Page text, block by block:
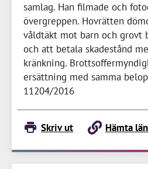
samlag. Han filmade och
övergreppen. Hovrätten
våldtäkt mot barn och grovt
och att betala skadestånd
kränkning.
ersättning med samma
11204/2016
Skriv ut Hämta